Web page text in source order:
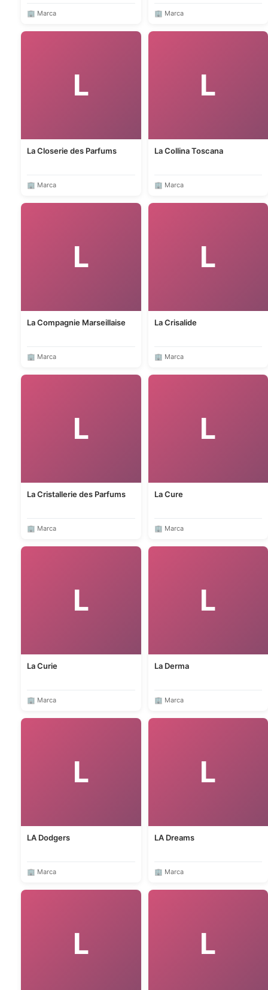
🏢 Marca 🏢 Marca
L
La Closerie des Parfums
🏢 Marca
L
La Collina Toscana
🏢 Marca
L
La Compagnie Marseillaise
🏢 Marca
L
La Crisalide
🏢 Marca
L
La Cristallerie des Parfums
🏢 Marca
L
La Cure
🏢 Marca
L
La Curie
🏢 Marca
L
La Derma
🏢 Marca
L
LA Dodgers
🏢 Marca
L
LA Dreams
🏢 Marca
L L